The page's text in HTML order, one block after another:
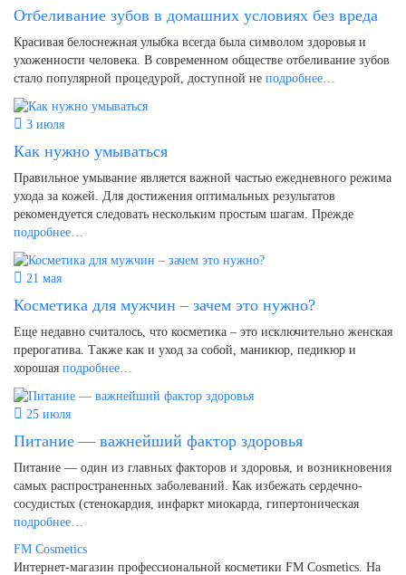
Отбеливание зубов в домашних условиях без вреда
Красивая белоснежная улыбка всегда была символом здоровья и
ухоженности человека. В современном обществе отбеливание зубов
стало популярной процедурой, доступной не подробнее…
3 июля
Как нужно умываться
Правильное умывание является важной частью ежедневного режима
ухода за кожей. Для достижения оптимальных результатов
рекомендуется следовать нескольким простым шагам. Прежде
подробнее…
21 мая
Косметика для мужчин – зачем это нужно?
Еще недавно считалось, что косметика – это исключительно женская
прерогатива. Также как и уход за собой, маникюр, педикюр и
хорошая подробнее…
25 июля
Питание — важнейший фактор здоровья
Питание — один из главных факторов и здоровья, и возникновения
самых распространенных заболеваний. Как избежать сердечно-
сосудистых (стенокардия, инфаркт миокарда, гипертоническая
подробнее…
FM Cosmetics
Интернет-магазин профессиональной косметики FM Cosmetics. На